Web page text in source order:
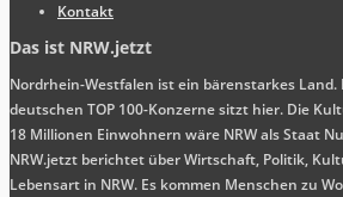
Kontakt
Das ist NRW.jetzt
Nordrhein-Westfalen ist ein bärenstarkes Land.
deutschen TOP 100-Konzerne sitzt hier. Die
18 Millionen Einwohnern wäre NRW als Staat
NRW.jetzt berichtet über Wirtschaft, Politik,
Lebensart in NRW. Es kommen Menschen zu